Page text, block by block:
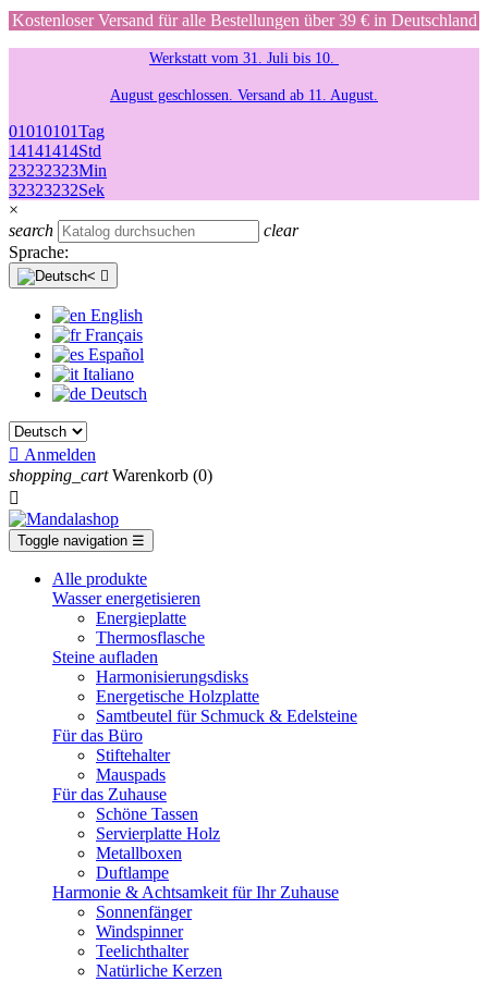
Kostenloser Versand für alle Bestellungen über 39 € in Deutschland
Werkstatt vom 31. Juli bis 10.
August geschlossen. Versand ab 11. August.
01010101Tag
14141414Std
23232323Min
32323232Sek
×
search
clear
Sprache:

English
Français
Español
Italiano
Deutsch
 Anmelden
shopping_cart Warenkorb (0)

Toggle navigation ☰
Alle produkte
Wasser energetisieren
Energieplatte​
Thermosflasche
Steine aufladen
Harmonisierungsdisks
Energetische Holzplatte
Samtbeutel für Schmuck & Edelsteine
Für das Büro
Stiftehalter
Mauspads
Für das Zuhause
Schöne Tassen
Servierplatte Holz
Metallboxen
Duftlampe
Harmonie & Achtsamkeit für Ihr Zuhause
Sonnenfänger
Windspinner
Teelichthalter
Natürliche Kerzen